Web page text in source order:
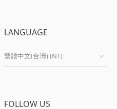
LANGUAGE
FOLLOW US